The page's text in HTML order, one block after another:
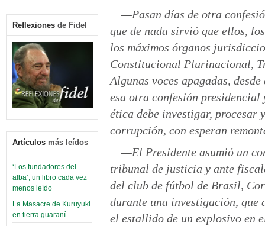
Reflexiones de Fidel
Artículos más leídos
‘Los fundadores del
alba’, un libro cada vez
menos leído
La Masacre de Kuruyuki
en tierra guaraní
—Pasan días de otra
que de nada sirvió que ellos,
los máximos órganos
Constitucional Plurinacional,
Algunas voces apagadas,
esa otra confesión presidencial
ética debe investigar, procesar
corrupción, con esperan
—El Presidente asumió un
tribunal de justicia y ante
del club de fútbol de Brasil,
durante una investigación, que
el estallido de un explosivo en